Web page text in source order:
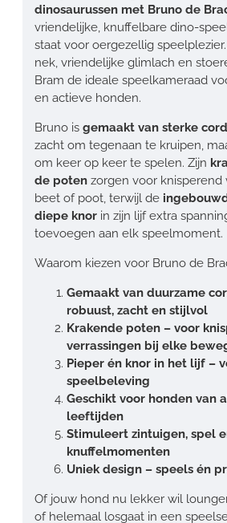
dinosaurussen met Bruno de
vriendelijke, knuffelbare dino-
staat voor oergezellig
nek, vriendelijke glimlach en
Bram de ideale speelkameraad
en actieve honden.
Bruno is gemaakt van sterke
zacht om tegenaan te kruipen,
om keer op keer te spelen. Zijn
de poten zorgen voor knisperend
beet of poot, terwijl de
diepe knor in zijn lijf extra
toevoegen aan elk speelmoment.
Waarom kiezen voor Bruno de
Gemaakt van duurzame
robuust, zacht en stijlvol
Krakende poten – voor
verrassingen bij elke
Pieper én knor in het lijf –
speelbeleving
Geschikt voor honden van
leeftijden
Stimuleert zintuigen, spel
knuffelmomenten
Uniek design – speels én
Of jouw hond nu lekker wil
of helemaal losgaat in een